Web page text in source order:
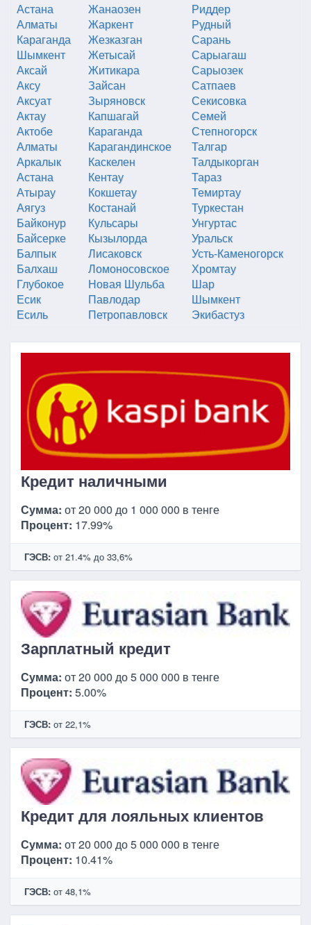
Астана
Алматы
Караганда
Шымкент
Аксай
Аксу
Аксуат
Актау
Актобе
Алматы
Аркалык
Астана
Атырау
Аягуз
Байконур
Байсерке
Балпык
Балхаш
Глубокое
Есик
Есиль
Жанаозен
Жаркент
Жезказган
Жетысай
Житикара
Зайсан
Зыряновск
Капшагай
Караганда
Карагандинское
Каскелен
Кентау
Кокшетау
Костанай
Кульсары
Кызылорда
Лисаковск
Ломоносовское
Новая Шульба
Павлодар
Петропавловск
Риддер
Рудный
Сарань
Сарыагаш
Сарыозек
Сатпаев
Секисовка
Семей
Степногорск
Талгар
Талдыкорган
Тараз
Темиртау
Туркестан
Унгуртас
Уральск
Усть-Каменогорск
Хромтау
Шар
Шымкент
Экибастуз
Кредит наличными
Сумма: от 20 000 до 1 000 000 в тенге
Процент: 17.99%
ГЭСВ: от 21.4% до 33,6%
Зарплатный кредит
Сумма: от 20 000 до 5 000 000 в тенге
Процент: 5.00%
ГЭСВ: от 22,1%
Кредит для лояльных клиентов
Сумма: от 20 000 до 5 000 000 в тенге
Процент: 10.41%
ГЭСВ: от 48,1%